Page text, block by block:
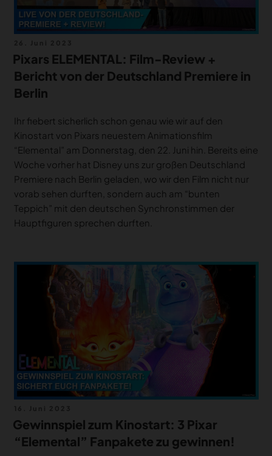
am
Pixars ELEMENTAL: Film-Review +
Bericht von der Deutschland Premiere in
Berlin
Ihr fiebert sicherlich schon genau wie wir auf den
Kinostart von Pixars neuestem Animationsfilm
“Elemental” am Donnerstag, den 22. Juni hin. Bereits eine
Woche vorher hat Disney uns zur großen Deutschland
Premiere nach Berlin geladen, wo wir den Film nicht nur
vorab sehen durften, sondern auch am “bunten
Teppich” mit den deutschen Synchronstimmen der
Hauptfiguren sprechen durften.
am
Gewinnspiel zum Kinostart: 3 Pixar
“Elemental” Fanpakete zu gewinnen!